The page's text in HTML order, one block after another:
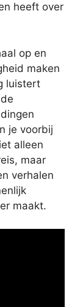
heeft over
op en
maken
luistert
je voorbij
alleen
maar
verhalen
maakt.